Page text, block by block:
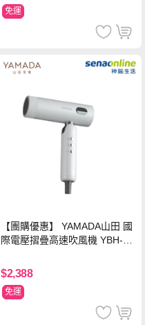
免運
【團購優惠】 YAMADA山田 國
際電壓摺疊高速吹風機 YBH-12
$2,388
免運